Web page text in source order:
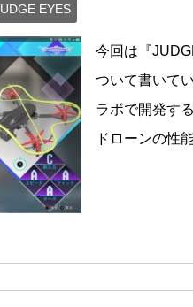
EYES
今回は『
ついて書いて
ラボで開発す
ドローンの性